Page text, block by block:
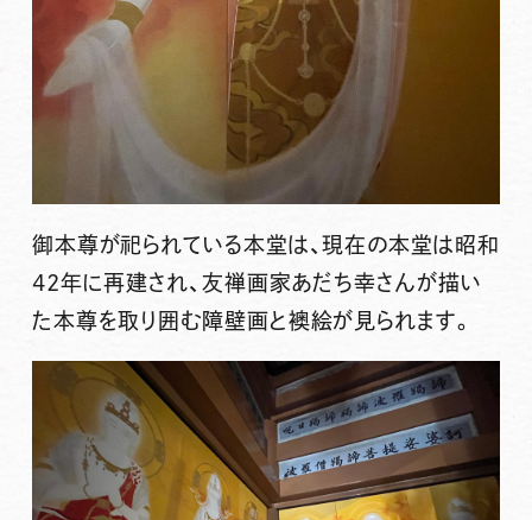
御本尊が祀られている本堂は、現在の本堂は昭和
42年に再建され、友禅画家あだち幸さんが描い
た本尊を取り囲む障壁画と襖絵が見られます。